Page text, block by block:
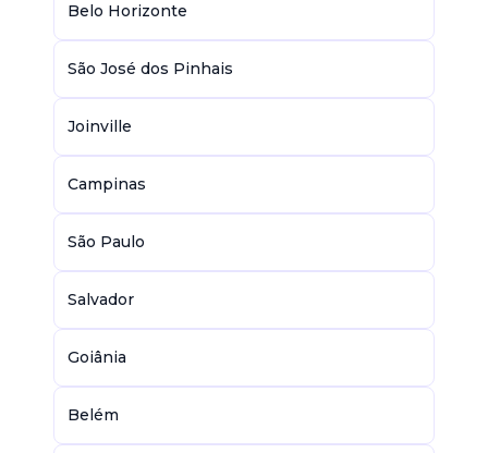
Belo Horizonte
São José dos Pinhais
Joinville
Campinas
São Paulo
Salvador
Goiânia
Belém